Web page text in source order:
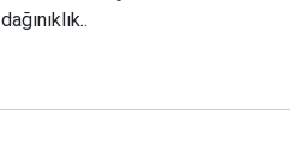
dağınıklık..